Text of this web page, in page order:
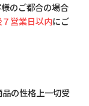
のご都合の場合
営業日以内にご
の性格上一切受